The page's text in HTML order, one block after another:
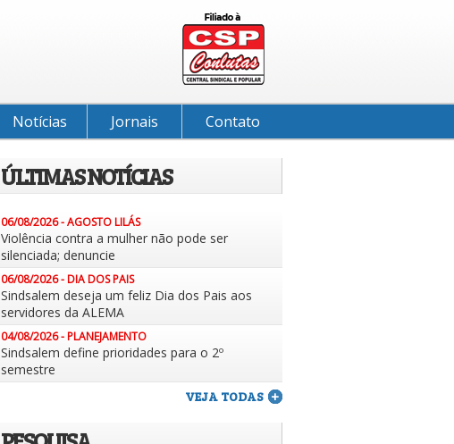
Notícias Jornais Contato
ÚLTIMAS NOTÍCIAS
06/08/2026 - AGOSTO LILÁS
Violência contra a mulher não pode ser
silenciada; denuncie
06/08/2026 - DIA DOS PAIS
Sindsalem deseja um feliz Dia dos Pais aos
servidores da ALEMA
04/08/2026 - PLANEJAMENTO
Sindsalem define prioridades para o 2º
semestre
VEJA TODAS